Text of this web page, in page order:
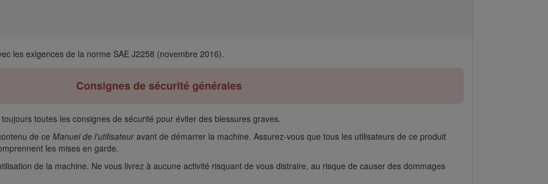
les exigences de la norme SAE J2258 (novembre 2016).
Consignes de sécurité générales
toutes les consignes de sécurité pour éviter des blessures graves.
de ce Manuel de l'utilisateuravant de démarrer la machine. Assurez-vous que tous les utilisateurs de ce produit
les mises en garde.
de la machine. Ne vous livrez à aucune activité risquant de vous distraire, au risque de causer des dommages